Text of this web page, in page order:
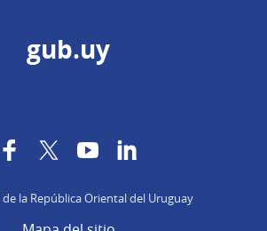
gub.uy
FacebookTwitterYouTube
la República Oriental del Uruguay